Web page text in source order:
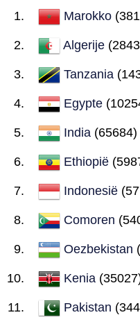
Marokko
Algerije
Tanzania
Egypte
India (65684)
Ethiopië
Indonesië
Comoren
Oezbekistan
Kenia
Pakistan